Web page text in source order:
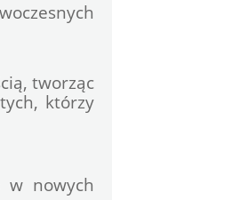
tworząc
którzy
nowych